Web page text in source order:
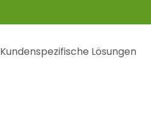
Kundenspezifische Lösungen